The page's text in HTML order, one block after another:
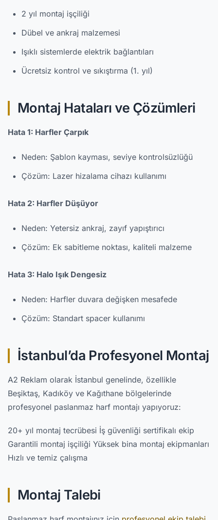
2 yıl montaj işçiliği
Dübel ve ankraj malzemesi
Işıklı sistemlerde elektrik bağlantıları
Ücretsiz kontrol ve sıkıştırma (1. yıl)
Montaj Hataları ve Çözümleri
Hata 1: Harfler Çarpık
Neden: Şablon kayması, seviye kontrolsüzlüğü
Çözüm: Lazer hizalama cihazı kullanımı
Hata 2: Harfler Düşüyor
Neden: Yetersiz ankraj, zayıf yapıştırıcı
Çözüm: Ek sabitleme noktası, kaliteli malzeme
Hata 3: Halo Işık Dengesiz
Neden: Harfler duvara değişken mesafede
Çözüm: Standart spacer kullanımı
İstanbul’da Profesyonel Montaj
A2 Reklam olarak İstanbul genelinde, özellikle
Beşiktaş, Kadıköy ve Kağıthane bölgelerinde
profesyonel paslanmaz harf montajı yapıyoruz:
20+ yıl montaj tecrübesi İş güvenliği sertifikalı ekip
Garantili montaj işçiliği Yüksek bina montaj ekipmanları
Hızlı ve temiz çalışma
Montaj Talebi